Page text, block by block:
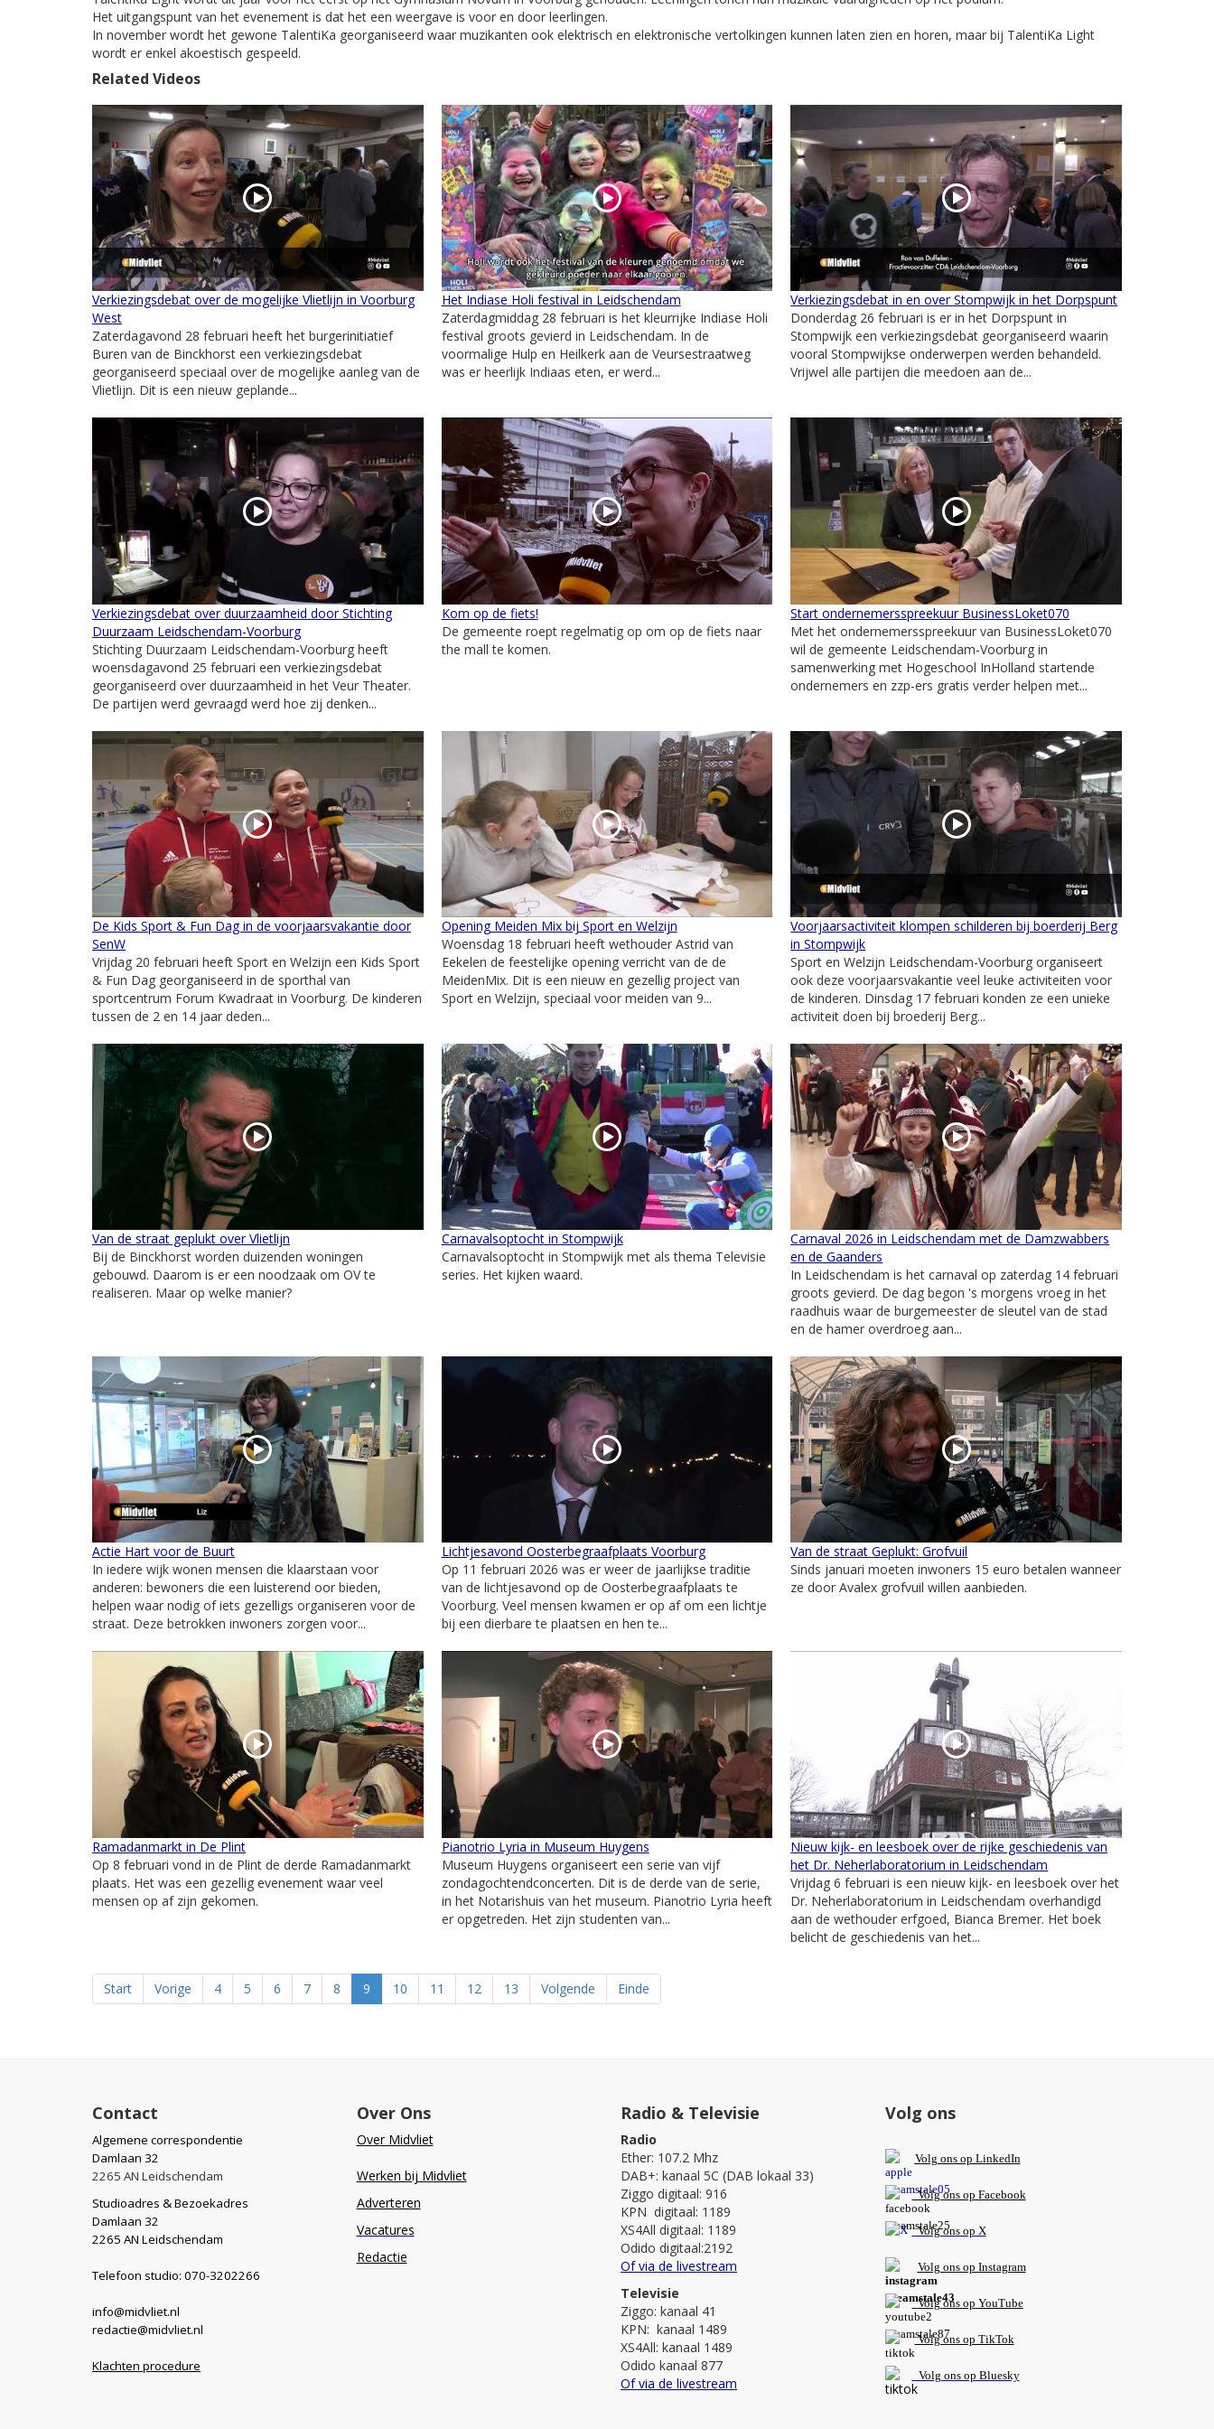
Het uitgangspunt van het evenement is dat het een weergave is voor en door leerlingen.
In november wordt het gewone TalentiKa georganiseerd waar muzikanten ook elektrisch en elektronische vertolkingen kunnen laten zien en horen, maar bij TalentiKa Light
wordt er enkel akoestisch gespeeld.
Related Videos
Verkiezingsdebat over de mogelijke Vlietlijn in Voorburg
West
Zaterdagavond 28 februari heeft het burgerinitiatief
Buren van de Binckhorst een verkiezingsdebat
georganiseerd speciaal over de mogelijke aanleg van de
Vlietlijn. Dit is een nieuw geplande...
Het Indiase Holi festival in Leidschendam
Zaterdagmiddag 28 februari is het kleurrijke Indiase Holi
festival groots gevierd in Leidschendam. In de
voormalige Hulp en Heilkerk aan de Veursestraatweg
was er heerlijk Indiaas eten, er werd...
Verkiezingsdebat in en over Stompwijk in het Dorpspunt
Donderdag 26 februari is er in het Dorpspunt in
Stompwijk een verkiezingsdebat georganiseerd waarin
vooral Stompwijkse onderwerpen werden behandeld.
Vrijwel alle partijen die meedoen aan de...
Verkiezingsdebat over duurzaamheid door Stichting
Duurzaam Leidschendam-Voorburg
Stichting Duurzaam Leidschendam-Voorburg heeft
woensdagavond 25 februari een verkiezingsdebat
georganiseerd over duurzaamheid in het Veur Theater.
De partijen werd gevraagd werd hoe zij denken...
Kom op de fiets!
De gemeente roept regelmatig op om op de fiets naar
the mall te komen.
Start ondernemersspreekuur BusinessLoket070
Met het ondernemersspreekuur van BusinessLoket070
wil de gemeente Leidschendam-Voorburg in
samenwerking met Hogeschool InHolland startende
ondernemers en zzp-ers gratis verder helpen met...
De Kids Sport & Fun Dag in de voorjaarsvakantie door
SenW
Vrijdag 20 februari heeft Sport en Welzijn een Kids Sport
& Fun Dag georganiseerd in de sporthal van
sportcentrum Forum Kwadraat in Voorburg. De kinderen
tussen de 2 en 14 jaar deden...
Opening Meiden Mix bij Sport en Welzijn
Woensdag 18 februari heeft wethouder Astrid van
Eekelen de feestelijke opening verricht van de de
MeidenMix. Dit is een nieuw en gezellig project van
Sport en Welzijn, speciaal voor meiden van 9...
Voorjaarsactiviteit klompen schilderen bij boerderij Berg
in Stompwijk
Sport en Welzijn Leidschendam-Voorburg organiseert
ook deze voorjaarsvakantie veel leuke activiteiten voor
de kinderen. Dinsdag 17 februari konden ze een unieke
activiteit doen bij broederij Berg...
Van de straat geplukt over Vlietlijn
Bij de Binckhorst worden duizenden woningen
gebouwd. Daarom is er een noodzaak om OV te
realiseren. Maar op welke manier?
Carnavalsoptocht in Stompwijk
Carnavalsoptocht in Stompwijk met als thema Televisie
series. Het kijken waard.
Carnaval 2026 in Leidschendam met de Damzwabbers
en de Gaanders
In Leidschendam is het carnaval op zaterdag 14 februari
groots gevierd. De dag begon 's morgens vroeg in het
raadhuis waar de burgemeester de sleutel van de stad
en de hamer overdroeg aan...
Actie Hart voor de Buurt
In iedere wijk wonen mensen die klaarstaan voor
anderen: bewoners die een luisterend oor bieden,
helpen waar nodig of iets gezelligs organiseren voor de
straat. Deze betrokken inwoners zorgen voor...
Lichtjesavond Oosterbegraafplaats Voorburg
Op 11 februari 2026 was er weer de jaarlijkse traditie
van de lichtjesavond op de Oosterbegraafplaats te
Voorburg. Veel mensen kwamen er op af om een lichtje
bij een dierbare te plaatsen en hen te...
Van de straat Geplukt: Grofvuil
Sinds januari moeten inwoners 15 euro betalen wanneer
ze door Avalex grofvuil willen aanbieden.
Ramadanmarkt in De Plint
Op 8 februari vond in de Plint de derde Ramadanmarkt
plaats. Het was een gezellig evenement waar veel
mensen op af zijn gekomen.
Pianotrio Lyria in Museum Huygens
Museum Huygens organiseert een serie van vijf
zondagochtendconcerten. Dit is de derde van de serie,
in het Notarishuis van het museum. Pianotrio Lyria heeft
er opgetreden. Het zijn studenten van...
Nieuw kijk- en leesboek over de rijke geschiedenis van
het Dr. Neherlaboratorium in Leidschendam
Vrijdag 6 februari is een nieuw kijk- en leesboek over het
Dr. Neherlaboratorium in Leidschendam overhandigd
aan de wethouder erfgoed, Bianca Bremer. Het boek
belicht de geschiedenis van het...
Start Vorige 4 5 6 7 8 9 10 11 12 13 Volgende Einde
Contact
Algemene correspondentie
Damlaan 32
2265 AN Leidschendam
Studioadres & Bezoekadres
Damlaan 32
2265 AN Leidschendam
Telefoon studio: 070-3202266
info@midvliet.nl
redactie@midvliet.nl
Klachten procedure
Over Ons
Over Midvliet
Werken bij Midvliet
Adverteren
Vacatures
Redactie
Radio & Televisie
Radio
Ether: 107.2 Mhz
DAB+: kanaal 5C (DAB lokaal 33)
Ziggo digitaal: 916
KPN digitaal: 1189
XS4All digitaal: 1189
Odido digitaal:2192
Of via de livestream
Televisie
Ziggo: kanaal 41
KPN: kanaal 1489
XS4All: kanaal 1489
Odido kanaal 877
Of via de livestream
Volg ons
Volg ons op LinkedIn
Volg ons op Facebook
Volg ons op X
Volg ons op Instagram
Volgons op YouTube
Volg ons op TikTok
Volg ons op Bluesky